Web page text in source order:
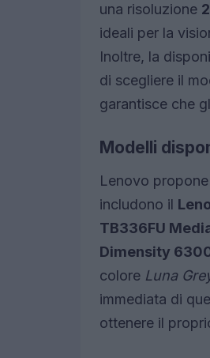
una risoluzione
ideali per la
Inoltre, la
di scegliere il
garantisce che
Modelli
Lenovo
includono il
TB336FU
Dimensity 6300
colore Luna
immediata di
ottenere il